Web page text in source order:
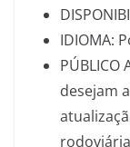
IDIOMA:
desejam